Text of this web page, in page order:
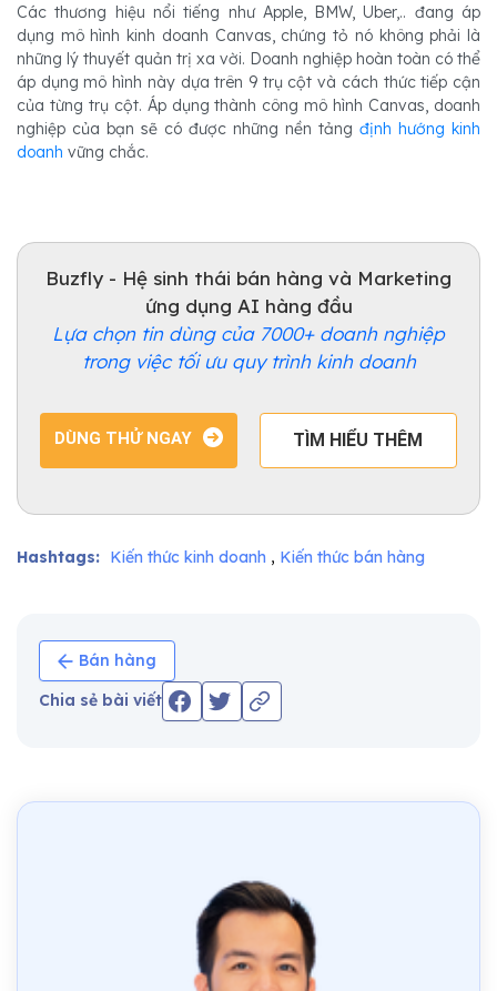
Các thương hiệu nổi tiếng như Apple, BMW, Uber,.. đang áp
dụng mô hình kinh doanh Canvas, chứng tỏ nó không phải là
những lý thuyết quản trị xa vời. Doanh nghiệp hoàn toàn có thể
áp dụng mô hình này dựa trên 9 trụ cột và cách thức tiếp cận
của từng trụ cột. Áp dụng thành công mô hình Canvas, doanh
nghiệp của bạn sẽ có được những nền tảng định hướng kinh
doanh vững chắc.
Buzfly - Hệ sinh thái bán hàng và Marketing
ứng dụng AI hàng đầu
Lựa chọn tin dùng của 7000+ doanh nghiệp
trong việc tối ưu quy trình kinh doanh
DÙNG THỬ NGAY TÌM HIỂU THÊM
Hashtags: Kiến thức kinh doanh , Kiến thức bán hàng
Bán hàng
Chia sẻ bài viết